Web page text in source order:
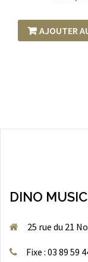
AJOUTER
DINO MUSIC
25 rue du 21
Fixe : 03 89 59